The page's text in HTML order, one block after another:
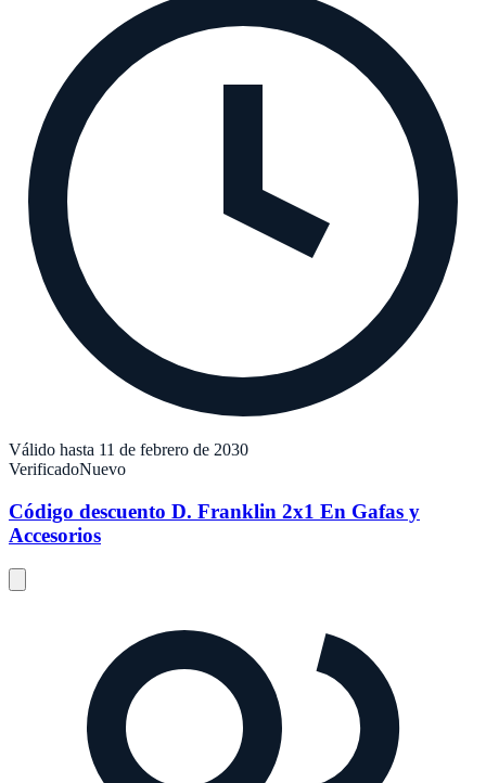
Válido hasta 11 de febrero de 2030
VerificadoNuevo
Código descuento D. Franklin 2x1 En Gafas y
Accesorios